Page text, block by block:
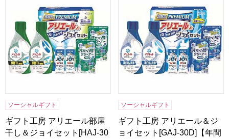
ソーシャルギフト
ギフト工房 アリエール部屋
干し＆ジョイセット[HAJ-30
ソーシャルギフト
ギフト工房 アリエール＆ジ
ョイセット[GAJ-30D]【年間